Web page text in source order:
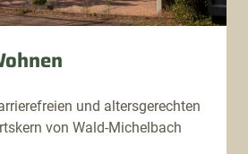
und altersgerechten
von Wald-Michelbach